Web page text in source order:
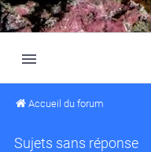
Accueil du forum
Sujets sans réponse